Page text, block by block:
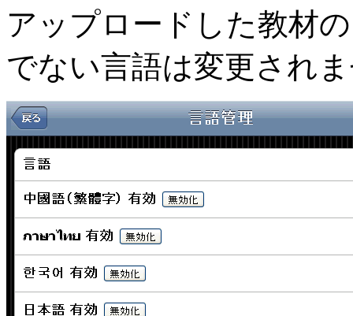
アップロードした教材
でない言語は変更され